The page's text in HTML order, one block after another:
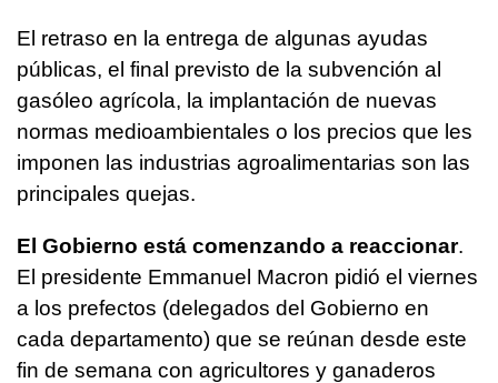
El retraso en la entrega de algunas ayudas
públicas, el final previsto de la subvención al
gasóleo agrícola, la implantación de nuevas
normas medioambientales o los precios que les
imponen las industrias agroalimentarias son las
principales quejas.
El Gobierno está comenzando a reaccionar.
El presidente Emmanuel Macron pidió el viernes
a los prefectos (delegados del Gobierno en
cada departamento) que se reúnan desde este
fin de semana con agricultores y ganaderos